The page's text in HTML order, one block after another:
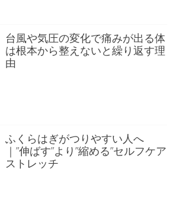
台風や気圧の変化で痛みが出る体
は根本から整えないと繰り返す理
由
ふくらはぎがつりやすい人へ
｜”伸ばす”より”縮める”セルフケア
ストレッチ